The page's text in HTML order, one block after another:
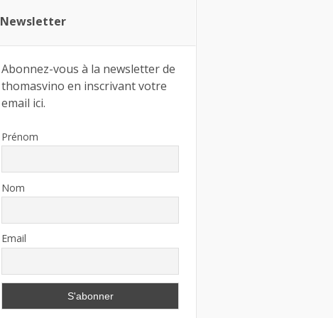
Newsletter
Abonnez-vous à la newsletter de
thomasvino en inscrivant votre
email ici.
Prénom
Nom
Email